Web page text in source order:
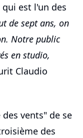
qui est l'un des
de sept ans, on
Notre public
en studio,
Claudio
vents" de se
des